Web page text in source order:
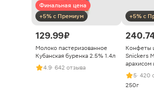
Финальная цена
+5% с Премиум
129.99 ₽
Молоко пастеризованное
Кубанская буренка 2.5% 1.4л
4.9· 642 отзыва
+5% с
Конфеты
Snickers
арахисом
5· 420
250г